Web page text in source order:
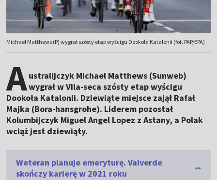
Michael Matthews (P) wygrał szósty etap wyścigu Dookoła Katalonii (fot. PAP/EPA)
Australijczyk Michael Matthews (Sunweb)
wygrał w Vila-seca szósty etap wyścigu
Dookoła Katalonii. Dziewiąte miejsce zajął Rafał
Majka (Bora-hansgrohe). Liderem pozostał
Kolumbijczyk Miguel Angel Lopez z Astany, a Polak
wciąż jest dziewiąty.
Weteran planuje emeryturę. Valverde
skończy karierę w 2021 roku